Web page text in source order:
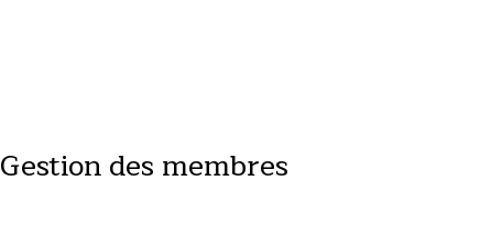
Gestion des membres